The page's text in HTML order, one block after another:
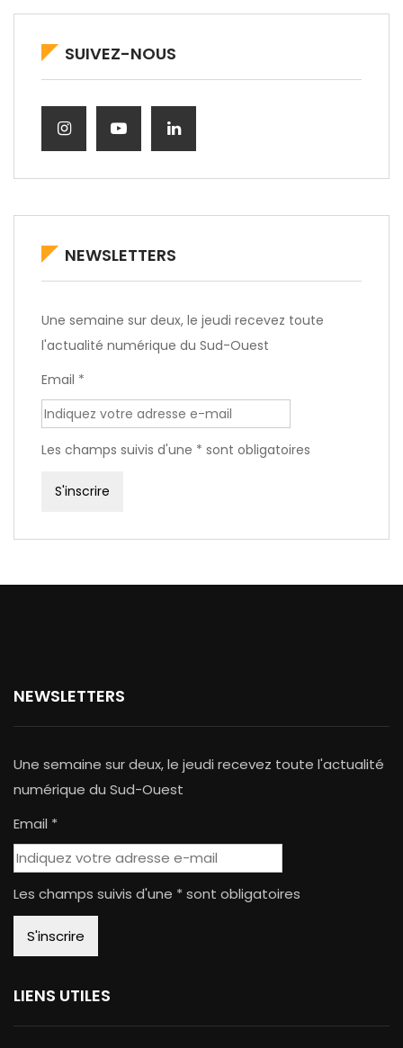
SUIVEZ-NOUS
NEWSLETTERS
Une semaine sur deux, le jeudi recevez toute
l'actualité numérique du Sud-Ouest
Email *
Les champs suivis d'une * sont obligatoires
NEWSLETTERS
Une semaine sur deux, le jeudi recevez toute l'actualité
numérique du Sud-Ouest
Email *
Les champs suivis d'une * sont obligatoires
LIENS UTILES